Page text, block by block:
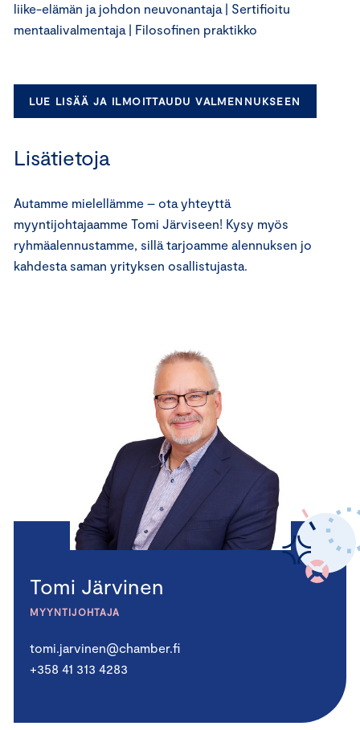
liike-elämän ja johdon neuvonantaja | Sertifioitu
mentaalivalmentaja | Filosofinen praktikko
LUE LISÄÄ JA ILMOITTAUDU VALMENNUKSEEN
Lisätietoja
Autamme mielellämme – ota yhteyttä
myyntijohtajaamme Tomi Järviseen! Kysy myös
ryhmäalennustamme, sillä tarjoamme alennuksen jo
kahdesta saman yrityksen osallistujasta.
Tomi Järvinen
MYYNTIJOHTAJA
tomi.jarvinen@chamber.fi
+358 41 313 4283